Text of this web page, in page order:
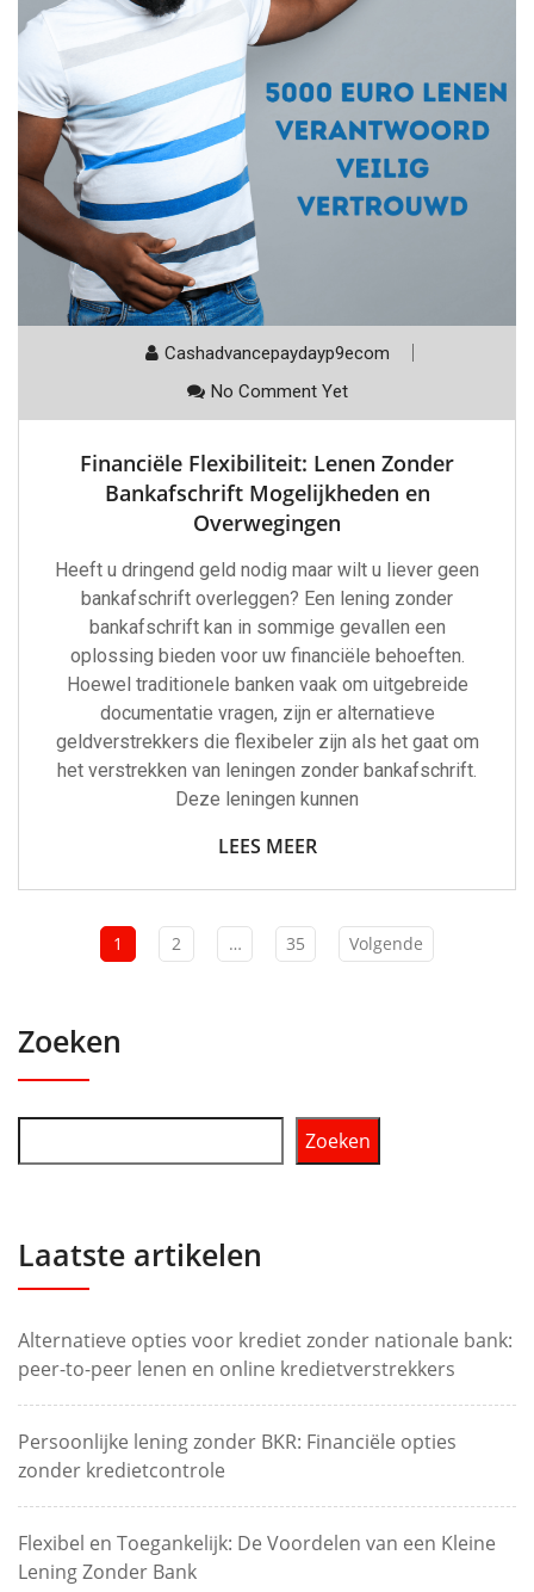
Cashadvancepaydayp9ecom
No Comment Yet
Financiële Flexibiliteit: Lenen Zonder
Bankafschrift Mogelijkheden en
Overwegingen
Heeft u dringend geld nodig maar wilt u liever geen
bankafschrift overleggen? Een lening zonder
bankafschrift kan in sommige gevallen een
oplossing bieden voor uw financiële behoeften.
Hoewel traditionele banken vaak om uitgebreide
documentatie vragen, zijn er alternatieve
geldverstrekkers die flexibeler zijn als het gaat om
het verstrekken van leningen zonder bankafschrift.
Deze leningen kunnen
LEES MEER
1 2 … 35 Volgende
Zoeken
Zoeken
Laatste artikelen
Alternatieve opties voor krediet zonder nationale bank:
peer-to-peer lenen en online kredietverstrekkers
Persoonlijke lening zonder BKR: Financiële opties
zonder kredietcontrole
Flexibel en Toegankelijk: De Voordelen van een Kleine
Lening Zonder Bank